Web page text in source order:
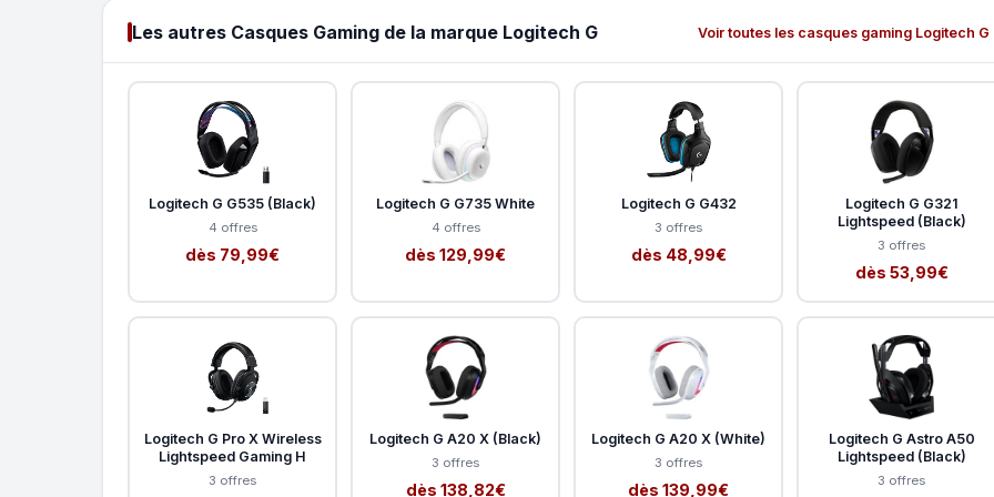
Les autres Casques Gaming de la marque Logitech G Voir toutes les casques gaming Logitech
Logitech G G535 (Black)
4 offres
dès 79,99€
Logitech G G735 White
4 offres
dès 129,99€
Logitech G G432
3 offres
dès 48,99€
Logitech G G321
Lightspeed (Black)
3 offres
dès 53,99€
Logitech G Pro X Wireless
Lightspeed Gaming H
3 offres
Logitech G A20 X (Black)
3 offres
dès 138,82€
Logitech G A20 X (White)
3 offres
dès 139,99€
Logitech G Astro A50
Lightspeed (Black)
3 offres